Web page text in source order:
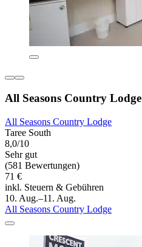
All Seasons Country Lodge
All Seasons Country Lodge
Taree South
8,0/10
Sehr gut
(581 Bewertungen)
71 €
inkl. Steuern & Gebühren
10. Aug.–11. Aug.
All Seasons Country Lodge